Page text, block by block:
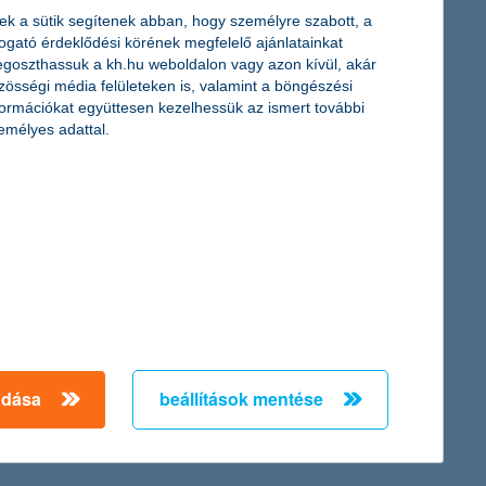
„megajándékozásának” élményét. Az április 1 és június
a sütik segítenek abban, hogy személyre szabott, a
érdeklődési körének megfelelő ajánlatainkat
a kh.hu weboldalon vagy azon kívül, akár
média felületeken is, valamint a böngészési
együttesen kezelhessük az ismert további
adattal.
beállítások mentése